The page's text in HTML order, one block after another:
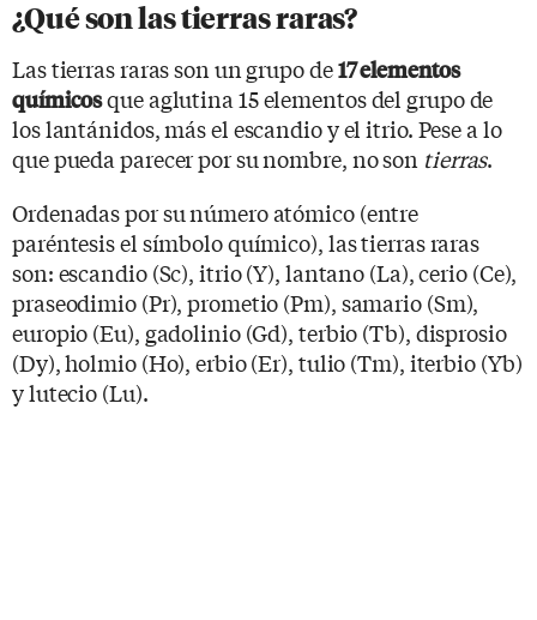
¿Qué son las tierras raras?
Las tierras raras son un grupo de17 elementos
químicosque aglutina 15 elementos del grupo de
los lantánidos, más el escandio y el itrio. Pese a lo
que pueda parecer por su nombre, no son tierras.
Ordenadas por su número atómico (entre
paréntesis el símbolo químico), las tierras raras
son: escandio (Sc), itrio (Y), lantano (La), cerio (Ce),
praseodimio (Pr), prometio (Pm), samario (Sm),
europio (Eu), gadolinio (Gd), terbio (Tb), disprosio
(Dy), holmio (Ho), erbio (Er), tulio (Tm), iterbio (Yb)
y lutecio (Lu).